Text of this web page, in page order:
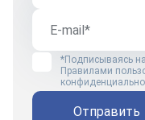
*Подписываясь
Правилами
Отправить